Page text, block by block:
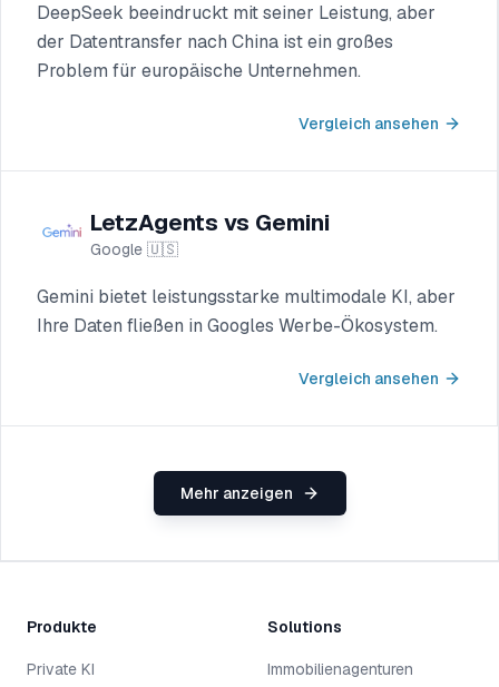
DeepSeek beeindruckt mit seiner Leistung, aber
der Datentransfer nach China ist ein großes
Problem für europäische Unternehmen.
Vergleich ansehen
LetzAgents vs Gemini
Google 🇺🇸
Gemini bietet leistungsstarke multimodale KI, aber
Ihre Daten fließen in Googles Werbe-Ökosystem.
Vergleich ansehen
Mehr anzeigen
Produkte
Private KI
Solutions
Immobilienagenturen